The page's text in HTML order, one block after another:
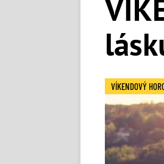
VÍKENDOVÝ